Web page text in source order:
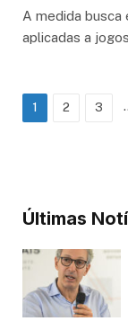
A medida busca
aplicadas a
1 2 3
Últimas